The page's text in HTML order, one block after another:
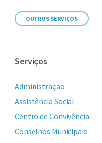
OUTROS SERVIÇOS
Serviços
Administração
Assistência Social
Centro de Convivência
Conselhos Municipais